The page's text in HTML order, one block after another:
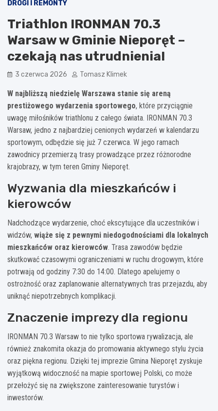
DROGI I REMONTY
Triathlon IRONMAN 70.3
Warsaw w Gminie Nieporęt –
czekają nas utrudnienia!
3 czerwca 2026 Tomasz Klimek
W najbliższą niedzielę Warszawa stanie się areną
prestiżowego wydarzenia sportowego, które przyciągnie
uwagę miłośników triathlonu z całego świata. IRONMAN 70.3
Warsaw, jedno z najbardziej cenionych wydarzeń w kalendarzu
sportowym, odbędzie się już 7 czerwca. W jego ramach
zawodnicy przemierzą trasy prowadzące przez różnorodne
krajobrazy, w tym teren Gminy Nieporęt.
Wyzwania dla mieszkańców i
kierowców
Nadchodzące wydarzenie, choć ekscytujące dla uczestników i
widzów, wiąże się z pewnymi niedogodnościami dla lokalnych
mieszkańców oraz kierowców. Trasa zawodów będzie
skutkować czasowymi ograniczeniami w ruchu drogowym, które
potrwają od godziny 7:30 do 14:00. Dlatego apelujemy o
ostrożność oraz zaplanowanie alternatywnych tras przejazdu, aby
uniknąć niepotrzebnych komplikacji.
Znaczenie imprezy dla regionu
IRONMAN 70.3 Warsaw to nie tylko sportowa rywalizacja, ale
również znakomita okazja do promowania aktywnego stylu życia
oraz piękna regionu. Dzięki tej imprezie Gmina Nieporęt zyskuje
wyjątkową widoczność na mapie sportowej Polski, co może
przełożyć się na zwiększone zainteresowanie turystów i
inwestorów.